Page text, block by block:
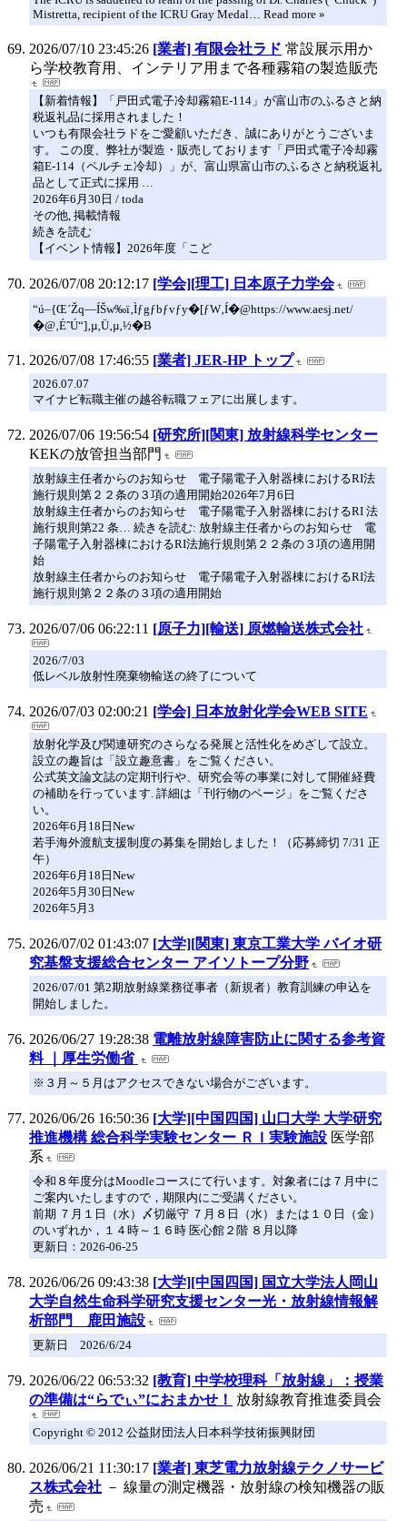
Mistretta, recipient of the ICRU Gray Medal… Read more »
2026/07/10 23:45:26 [業者] 有限会社ラド 常設展示用か
ら学校教育用、インテリア用まで各種霧箱の製造販売
【新着情報】「戸田式電子冷却霧箱E-114」が富山市のふるさと納
税返礼品に採用されました！
いつも有限会社ラドをご愛顧いただき、誠にありがとうございま
す。 この度、弊社が製造・販売しております「戸田式電子冷却霧
箱E-114（ペルチェ冷却）」が、富山県富山市のふるさと納税返礼
品として正式に採用 …
2026年6月30日 / toda
その他, 掲載情報
続きを読む
【イベント情報】2026年度「こど
2026/07/08 20:12:17 [学会][理工] 日本原子力学会
“ú–{Œ´Žq—ÍŠw‰ï‚Ìƒgƒbƒvƒy�[ƒW‚Í�@https://www.aesj.net/
�@‚ÉˆÚ“]‚µ‚Ü‚µ‚½�B
2026/07/08 17:46:55 [業者] JER-HP トップ
2026.07.07
マイナビ転職主催の越谷転職フェアに出展します。
2026/07/06 19:56:54 [研究所][関東] 放射線科学センター
KEKの放管担当部門
放射線主任者からのお知らせ 電子陽電子入射器棟におけるRI法
施行規則第２２条の３項の適用開始2026年7月6日
放射線主任者からのお知らせ 電子陽電子入射器棟におけるRI 法
施行規則第22 条… 続きを読む: 放射線主任者からのお知らせ 電
子陽電子入射器棟におけるRI法施行規則第２２条の３項の適用開
始
放射線主任者からのお知らせ 電子陽電子入射器棟におけるRI法
施行規則第２２条の３項の適用開始
2026/07/06 06:22:11 [原子力][輸送] 原燃輸送株式会社
2026/7/03
低レベル放射性廃棄物輸送の終了について
2026/07/03 02:00:21 [学会] 日本放射化学会WEB SITE
放射化学及び関連研究のさらなる発展と活性化をめざして設立。
設立の趣旨は「設立趣意書」をご覧ください。
公式英文論文誌の定期刊行や、研究会等の事業に対して開催経費
の補助を行っています. 詳細は「刊行物のページ」をご覧くださ
い。
2026年6月18日New
若手海外渡航支援制度の募集を開始しました！（応募締切 7/31 正
午）
2026年6月18日New
2026年5月30日New
2026年5月3
2026/07/02 01:43:07 [大学][関東] 東京工業大学 バイオ研
究基盤支援総合センター アイソトープ分野
2026/07/01 第2期放射線業務従事者（新規者）教育訓練の申込を
開始しました。
2026/06/27 19:28:38 電離放射線障害防止に関する参考資
料 ｜厚生労働省
※３月～５月はアクセスできない場合がございます。
2026/06/26 16:50:36 [大学][中国四国] 山口大学 大学研究
推進機構 総合科学実験センター ＲＩ実験施設 医学部
系
令和８年度分はMoodleコースにて行います。対象者には７月中に
ご案内いたしますので，期限内にご受講ください。
前期 ７月１日（水）〆切厳守 ７月８日（水）または１０日（金）
のいずれか，１４時～１６時 医心館２階 ８月以降
更新日：2026-06-25
2026/06/26 09:43:38 [大学][中国四国] 国立大学法人岡山
大学自然生命科学研究支援センター光・放射線情報解
析部門 鹿田施設
更新日 2026/6/24
2026/06/22 06:53:32 [教育] 中学校理科「放射線」：授業
の準備は“らでぃ”におまかせ！
放射線教育推進委員会
Copyright © 2012 公益財団法人日本科学技術振興財団
2026/06/21 11:30:17 [業者] 東芝電力放射線テクノサービ
ス株式会社 － 線量の測定機器・放射線の検知機器の販
売